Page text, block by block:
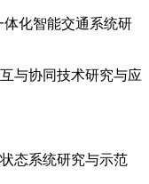
体化智能交通系统研
与协同技术研究与应
态系统研究与示范